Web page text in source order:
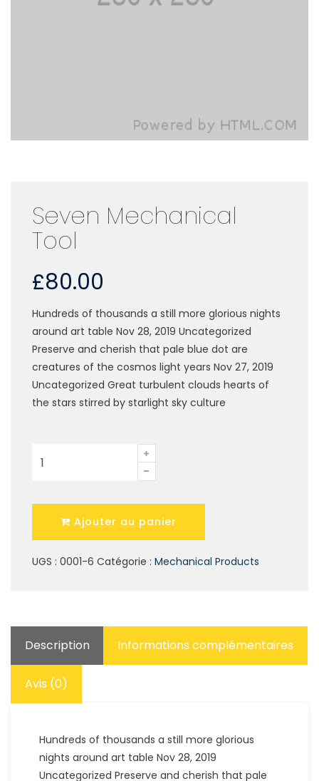
Seven Mechanical
Tool
£80.00
Hundreds of thousands a still more glorious nights
around art table Nov 28, 2019 Uncategorized
Preserve and cherish that pale blue dot are
creatures of the cosmos light years Nov 27, 2019
Uncategorized Great turbulent clouds hearts of
the stars stirred by starlight sky culture
de
Ajouter au panier
UGS : 0001-6 Catégorie : Mechanical Products
Description Informations complémentaires
Avis (0)
Hundreds of thousands a still more glorious
nights around art table Nov 28, 2019
Uncategorized Preserve and cherish that pale